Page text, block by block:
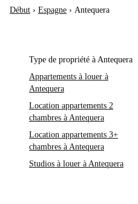
Début › Espagne › Antequera
Type de propriété à Antequera
Appartements à louer à
Antequera
Location appartements 2
chambres à Antequera
Location appartements 3+
chambres à Antequera
Studios à louer à Antequera